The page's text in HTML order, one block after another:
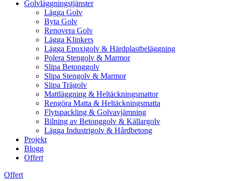
Golvläggningstjänster
Lägga Golv
Byta Golv
Renovera Golv
Lägga Klinkers
Lägga Epoxigolv & Härdplastbeläggning
Polera Stengolv & Marmor
Slipa Betonggolv
Slipa Stengolv & Marmor
Slipa Trägolv
Mattläggning & Heltäckningsmattor
Rengöra Matta & Heltäckningsmatta
Flytspackling & Golvavjämning
Bilning av Betonggolv & Källargolv
Lägga Industrigolv & Hårdbetong
Projekt
Blogg
Offert
Offert